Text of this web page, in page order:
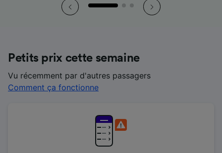
Petits prix cette semaine
Vu récemment par d'autres passagers
Comment ça fonctionne